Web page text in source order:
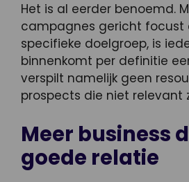
Het is al eerder benoemd.
campagnes gericht focust
specifieke doelgroep, is
binnenkomt per definitie
verspilt namelijk geen
prospects die niet relevant
Meer business
goede relatie